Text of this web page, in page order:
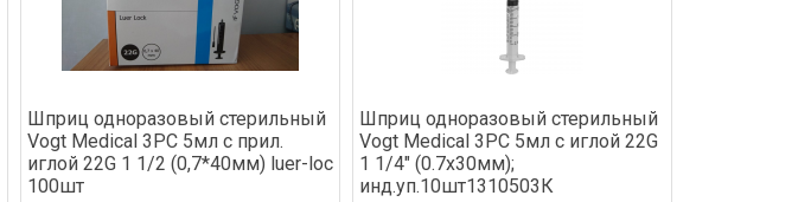
Шприц одноразовый стерильный
Vogt Medical 3PC 5мл с прил.
иглой 22G 1 1/2 (0,7*40мм) luer-loc
100шт
Шприц одноразовый стерильный
Vogt Medical 3PC 5мл с иглой 22G
1 1/4" (0.7x30мм);
инд.уп.10шт1310503К